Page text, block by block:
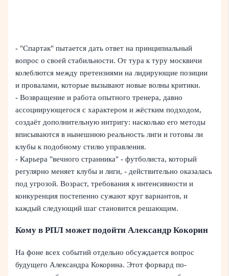
- "Спартак" пытается дать ответ на принципиальный
вопрос о своей стабильности. От тура к туру москвичи
колеблются между претензиями на лидирующие позиции
и провалами, которые вызывают новые волны критики.
- Возвращение и работа опытного тренера, давно
ассоциирующегося с характером и жёстким подходом,
создаёт дополнительную интригу: насколько его методы
вписываются в нынешнюю реальность лиги и готовы ли
клубы к подобному стилю управления.
- Карьера "вечного странника" - футболиста, который
регулярно меняет клубы и лиги, - действительно оказалась
под угрозой. Возраст, требования к интенсивности и
конкуренция постепенно сужают круг вариантов, и
каждый следующий шаг становится решающим.
Кому в РПЛ может подойти Александр Кокорин
На фоне всех событий отдельно обсуждается вопрос
будущего Александра Кокорина. Этот форвард по-